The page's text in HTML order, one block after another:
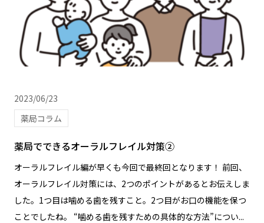
2023/06/23
薬局コラム
薬局でできるオーラルフレイル対策②
オーラルフレイル編が早くも今回で最終回となります！ 前回、
オーラルフレイル対策には、2つのポイントがあるとお伝えしま
した。1つ目は噛める歯を残すこと。2つ目がお口の機能を保つ
ことでしたね。 “噛める歯を残すための具体的な方法”につい...